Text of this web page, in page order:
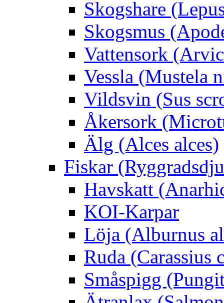
Skogshare
Skogsmus
Vattensork
Vessla (Mustela
Vildsvin (Sus
Åkersork
Älg (Alces alces)
Fiskar
Havskatt
KOI-Karpar
Löja (Alburnus
Ruda (Carassius
Småspigg